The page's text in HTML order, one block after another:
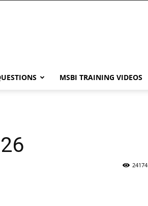
MSBI TRAINING VIDEOS
24174